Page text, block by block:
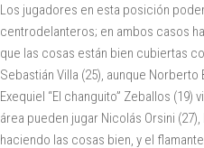
Los jugadores en esta posición
centrodelanteros; en ambos casos
que las cosas están bien cubiertas
Sebastián Villa (25), aunque
Exequiel “El changuito” Zeballos
área pueden jugar Nicolás Orsini
haciendo las cosas bien, y el